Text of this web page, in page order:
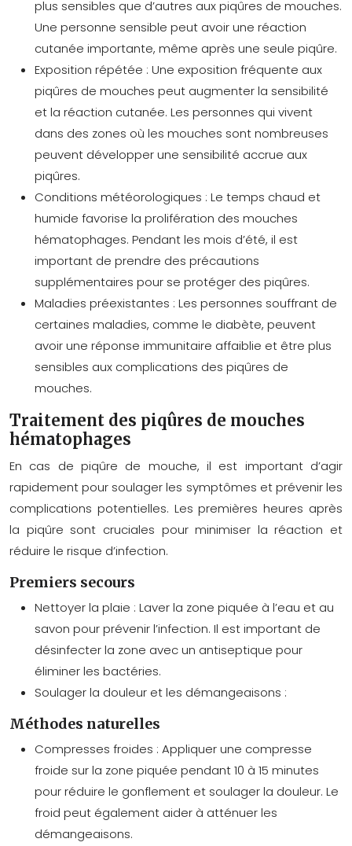
plus sensibles que d’autres aux piqûres de mouches.
Une personne sensible peut avoir une réaction
cutanée importante, même après une seule piqûre.
Exposition répétée : Une exposition fréquente aux
piqûres de mouches peut augmenter la sensibilité
et la réaction cutanée. Les personnes qui vivent
dans des zones où les mouches sont nombreuses
peuvent développer une sensibilité accrue aux
piqûres.
Conditions météorologiques : Le temps chaud et
humide favorise la prolifération des mouches
hématophages. Pendant les mois d’été, il est
important de prendre des précautions
supplémentaires pour se protéger des piqûres.
Maladies préexistantes : Les personnes souffrant de
certaines maladies, comme le diabète, peuvent
avoir une réponse immunitaire affaiblie et être plus
sensibles aux complications des piqûres de
mouches.
Traitement des piqûres de mouches
hématophages
En cas de piqûre de mouche, il est important d’agir
rapidement pour soulager les symptômes et prévenir les
complications potentielles. Les premières heures après
la piqûre sont cruciales pour minimiser la réaction et
réduire le risque d’infection.
Premiers secours
Nettoyer la plaie : Laver la zone piquée à l’eau et au
savon pour prévenir l’infection. Il est important de
désinfecter la zone avec un antiseptique pour
éliminer les bactéries.
Soulager la douleur et les démangeaisons :
Méthodes naturelles
Compresses froides : Appliquer une compresse
froide sur la zone piquée pendant 10 à 15 minutes
pour réduire le gonflement et soulager la douleur. Le
froid peut également aider à atténuer les
démangeaisons.